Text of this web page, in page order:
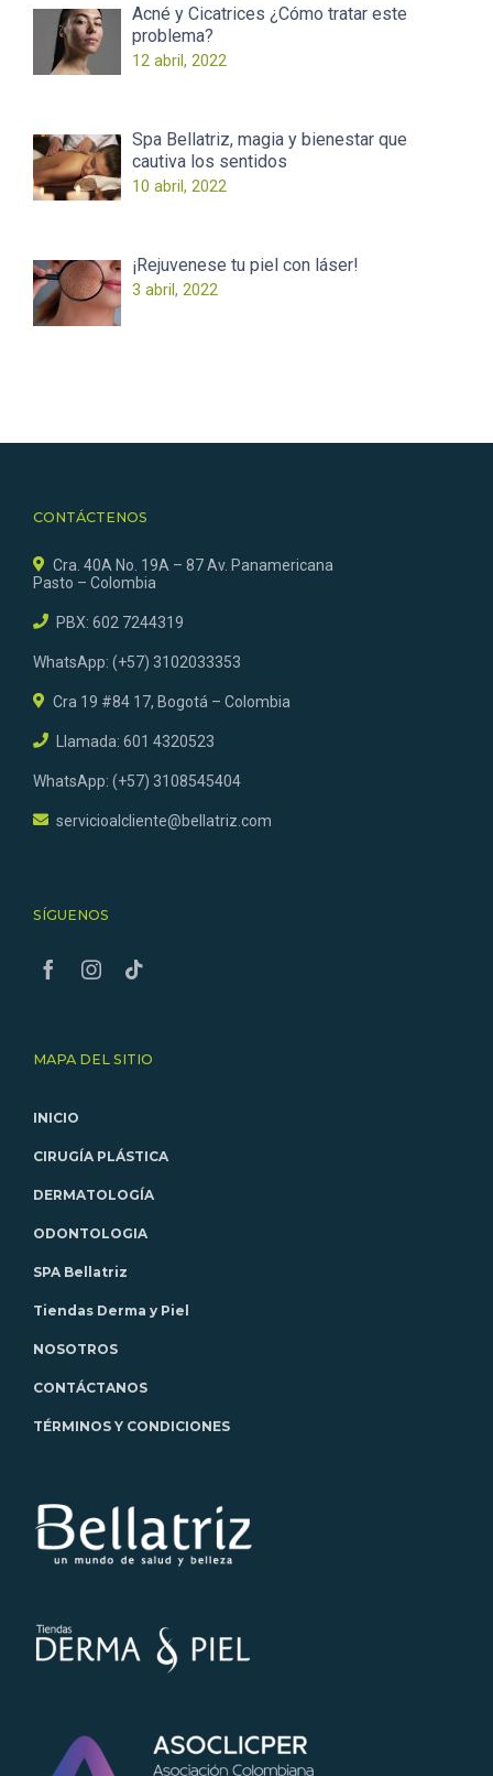
Acné y Cicatrices ¿Cómo tratar este
problema?
12 abril, 2022
Spa Bellatriz, magia y bienestar que
cautiva los sentidos
10 abril, 2022
¡Rejuvenese tu piel con láser!
3 abril, 2022
CONTÁCTENOS
Cra. 40A No. 19A – 87 Av. Panamericana
Pasto – Colombia
PBX: 602 7244319
WhatsApp: (+57) 3102033353
Cra 19 #84 17, Bogotá – Colombia
Llamada: 601 4320523
WhatsApp: (+57) 3108545404
servicioalcliente@bellatriz.com
SÍGUENOS
MAPA DEL SITIO
INICIO
CIRUGÍA PLÁSTICA
DERMATOLOGÍA
ODONTOLOGIA
SPA Bellatriz
Tiendas Derma y Piel
NOSOTROS
CONTÁCTANOS
TÉRMINOS Y CONDICIONES